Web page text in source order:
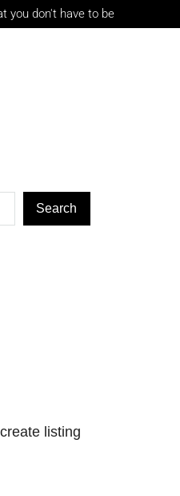
you don't have to be
Search
listing